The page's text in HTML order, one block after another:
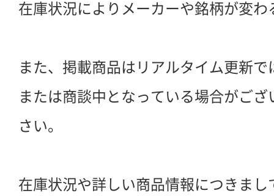
在庫状況によりメーカーや銘柄が変
また、掲載商品はリアルタイム更新
または商談中となっている場合がご
さい。
在庫状況や詳しい商品情報につきま